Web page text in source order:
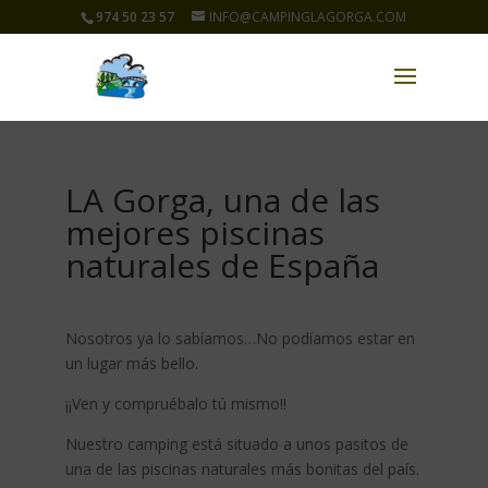
974 50 23 57 INFO@CAMPINGLAGORGA.COM
LA Gorga, una de las
mejores piscinas
naturales de España
Nosotros ya lo sabíamos…No podíamos estar en
un lugar más bello.
¡¡Ven y compruébalo tú mismo!!
Nuestro camping está situado a unos pasitos de
una de las piscinas naturales más bonitas del país.